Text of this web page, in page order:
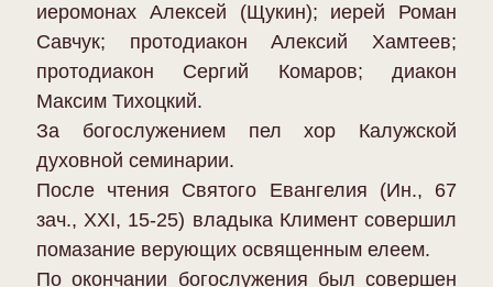
иеромонах Алексей (Щукин); иерей Роман
Савчук; протодиакон Алексий Хамтеев;
протодиакон Сергий Комаров; диакон
Максим Тихоцкий.
За богослужением пел хор Калужской
духовной семинарии.
После чтения Святого Евангелия (Ин., 67
зач., XXI, 15-25) владыка Климент совершил
помазание верующих освященным елеем.
По окончании богослужения был совершен